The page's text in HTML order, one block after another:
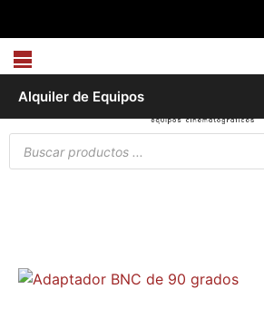
de
Alquiler de Equipos